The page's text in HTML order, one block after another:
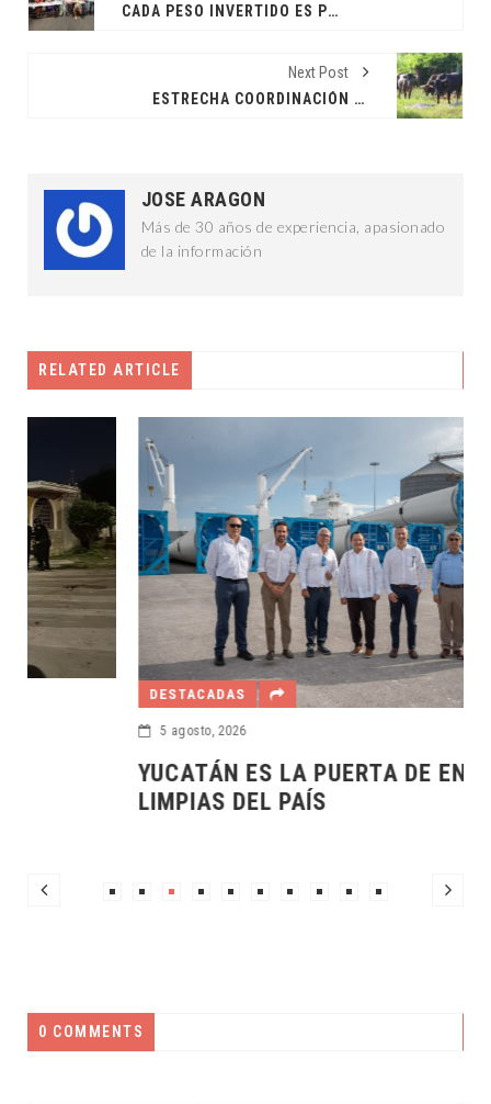
CADA PESO INVERTIDO ES PENSANDO EN USTEDES Y SUS FAMILIAS: CPL
Next Post
ESTRECHA COORDINACIÓN CONTRA EL GUSANO BARRENADOR
JOSE ARAGON
Más de 30 años de experiencia, apasionado
de la información
RELATED ARTICLE
YUCATÁN ES LA PUERTA DE ENERGÍAS
LIMPIAS DEL PAÍS
0 COMMENTS